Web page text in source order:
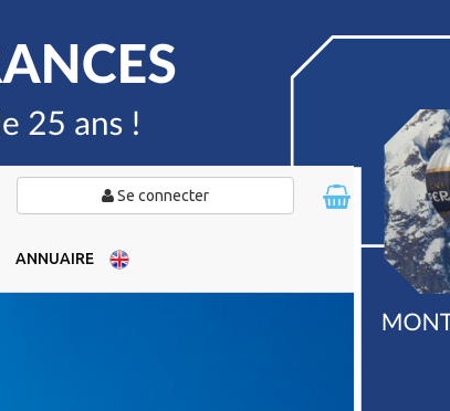
Se connecter
ANNUAIRE